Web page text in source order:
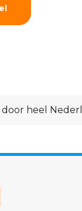
door heel